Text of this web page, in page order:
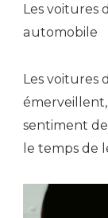
Les voitures
automobile
Les voitures
sentiment
le temps de